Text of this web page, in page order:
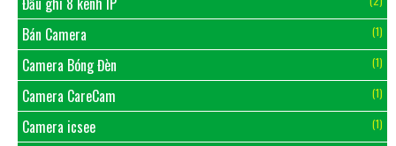
Bán Camera (1)
Camera Bóng Đèn (1)
Camera CareCam (1)
Camera icsee (1)